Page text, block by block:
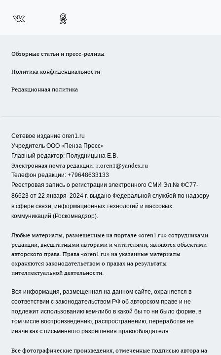
Обзорные статьи и пресс-релизы
Политика конфиденциальности
Редакционная политика
Сетевое издание oren1.ru
Учредитель ООО «Пенза Пресс»
Главный редактор: Полудницына Е.В.
Электронная почта редакции: r.oren1@yandex.ru
Телефон редакции: +79648633133
Реестровая запись о регистрации электронного СМИ Эл.№ ФС77-
86623 от 22 января 2024 г. выдано Федеральной службой по надзору
в сфере связи, информационных технологий и массовых
коммуникаций (Роскомнадзор).
Любые материалы, размещенные на портале «oren1.ru» сотрудниками
редакции, внештатными авторами и читателями, являются объектами
авторского права. Права «oren1.ru» на указанные материалы
охраняются законодательством о правах на результаты
интеллектуальной деятельности.
Вся информация, размещенная на данном сайте, охраняется в
соответствии с законодательством РФ об авторском праве и не
подлежит использованию кем-либо в какой бы то ни было форме, в
том числе воспроизведению, распространению, переработке не
иначе как с письменного разрешения правообладателя.
Все фотографические произведения, отмеченные подписью автора на